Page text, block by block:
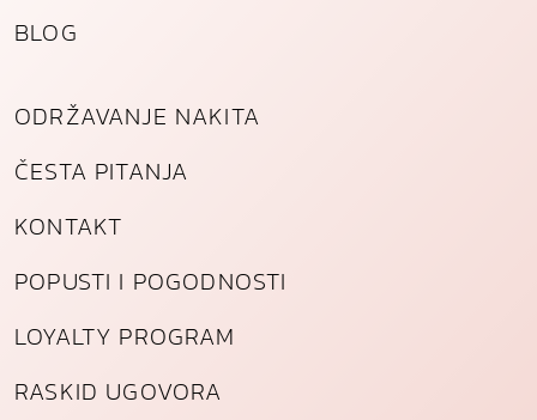
BLOG
ODRŽAVANJE NAKITA
ČESTA PITANJA
KONTAKT
POPUSTI I POGODNOSTI
LOYALTY PROGRAM
RASKID UGOVORA